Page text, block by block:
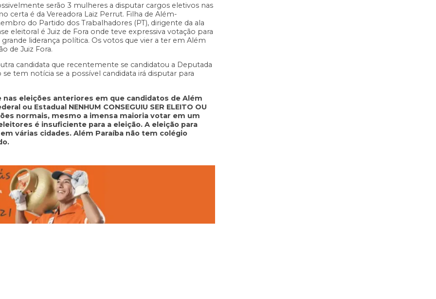
serão 3 mulheres a disputar cargos eletivos nas
certa é da Vereadora Laiz Perrut. Filha de Além-
do Partido dos Trabalhadores (PT), dirigente da ala
eleitoral é Juiz de Fora onde teve expressiva votação para
liderança política. Os votos que vier a ter em Além
de Juiz Fora.
candidata que recentemente se candidatou a Deputada
tem notícia se a possível candidata irá disputar para
eleições anteriores em que candidatos de Além
ou Estadual NENHUM CONSEGUIU SER ELEITO OU
normais, mesmo a imensa maioria votar em um
é insuficiente para a eleição. A eleição para
várias cidades. Além Paraíba não tem colégio